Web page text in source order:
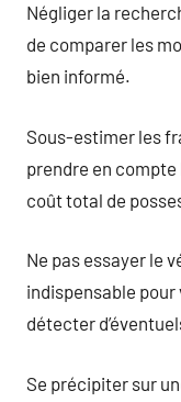
Négliger la
de comparer les
bien informé.
Sous-estimer les
prendre en compte
coût total de
Ne pas essayer le
indispensable
détecter
Se précipiter sur